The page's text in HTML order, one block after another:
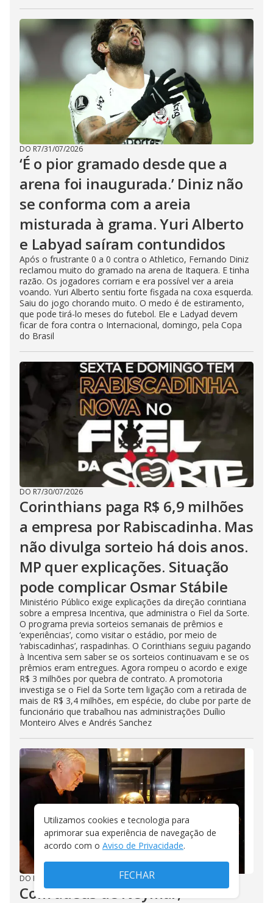
DO R7/31/07/2026
‘É o pior gramado desde que a
arena foi inaugurada.’ Diniz não
se conforma com a areia
misturada à grama. Yuri Alberto
e Labyad saíram contundidos
Após o frustrante 0 a 0 contra o Athletico, Fernando Diniz
reclamou muito do gramado na arena de Itaquera. E tinha
razão. Os jogadores corriam e era possível ver a areia
voando. Yuri Alberto sentiu forte fisgada na coxa esquerda.
Saiu do jogo chorando muito. O medo é de estiramento,
que pode tirá-lo meses do futebol. Ele e Ladyad devem
ficar de fora contra o Internacional, domingo, pela Copa
do Brasil
DO R7/30/07/2026
Corinthians paga R$ 6,9 milhões
a empresa por Rabiscadinha. Mas
não divulga sorteio há dois anos.
MP quer explicações. Situação
pode complicar Osmar Stábile
Ministério Público exige explicações da direção corintiana
sobre a empresa Incentiva, que administra o Fiel da Sorte.
O programa previa sorteios semanais de prêmios e
‘experiências’, como visitar o estádio, por meio de
‘rabiscadinhas’, raspadinhas. O Corinthians seguiu pagando
à Incentiva sem saber se os sorteios continuavam e se os
prêmios eram entregues. Agora rompeu o acordo e exige
R$ 3 milhões por quebra de contrato. A promotoria
investiga se o Fiel da Sorte tem ligação com a retirada de
mais de R$ 3,4 milhões, em espécie, do clube por parte de
funcionário que trabalhou nas administrações Duílio
Monteiro Alves e Andrés Sanchez
DO R7
Com adeus de Neymar,
Utilizamos cookies e tecnologia para
aprimorar sua experiência de navegação de
acordo com o Aviso de Privacidade.
FECHAR